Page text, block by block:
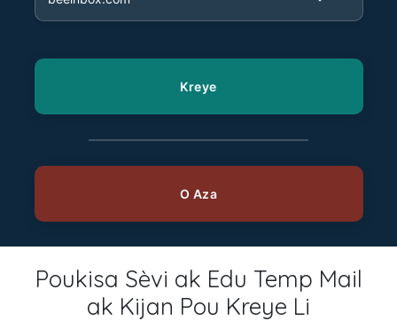
Poukisa Sèvi ak Edu Temp Mail
ak Kijan Pou Kreye Li